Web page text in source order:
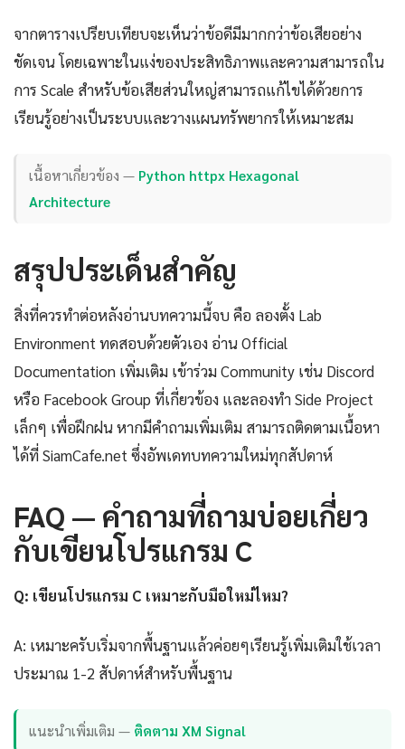
จากตารางเปรียบเทียบจะเห็นว่าข้อดีมีมากกว่าข้อเสียอย่าง
ชัดเจน โดยเฉพาะในแง่ของประสิทธิภาพและความสามารถใน
การ Scale สำหรับข้อเสียส่วนใหญ่สามารถแก้ไขได้ด้วยการ
เรียนรู้อย่างเป็นระบบและวางแผนทรัพยากรให้เหมาะสม
เนื้อหาเกี่ยวข้อง — Python httpx Hexagonal
Architecture
สรุปประเด็นสำคัญ
สิ่งที่ควรทำต่อหลังอ่านบทความนี้จบ คือ ลองตั้ง Lab
Environment ทดสอบด้วยตัวเอง อ่าน Official
Documentation เพิ่มเติม เข้าร่วม Community เช่น Discord
หรือ Facebook Group ที่เกี่ยวข้อง และลองทำ Side Project
เล็กๆ เพื่อฝึกฝน หากมีคำถามเพิ่มเติม สามารถติดตามเนื้อหา
ได้ที่ SiamCafe.net ซึ่งอัพเดทบทความใหม่ทุกสัปดาห์
FAQ — คำถามที่ถามบ่อยเกี่ยว
กับเขียนโปรแกรม C
Q: เขียนโปรแกรม C เหมาะกับมือใหม่ไหม?
A: เหมาะครับเริ่มจากพื้นฐานแล้วค่อยๆเรียนรู้เพิ่มเติมใช้เวลา
ประมาณ 1-2 สัปดาห์สำหรับพื้นฐาน
แนะนำเพิ่มเติม — ติดตาม XM Signal